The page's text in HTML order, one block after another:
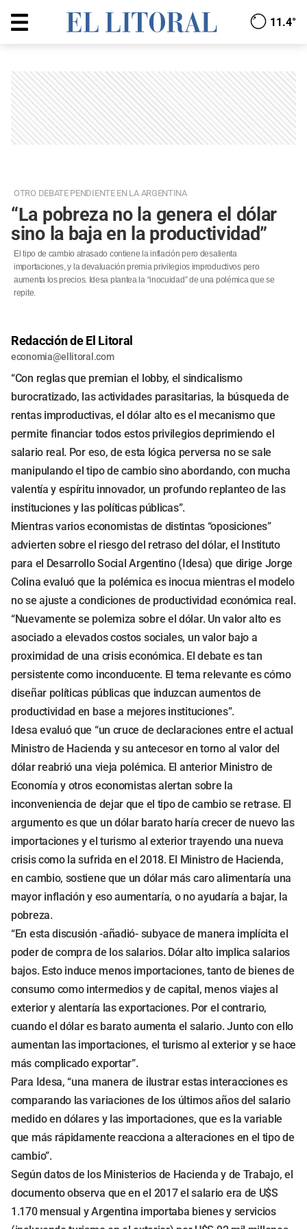
11.4°
OTRO DEBATE PENDIENTE EN LA ARGENTINA
“La pobreza no la genera el dólar
sino la baja en la productividad”
El tipo de cambio atrasado contiene la inflación pero desalienta
importaciones, y la devaluación premia privilegios improductivos pero
aumenta los precios. Idesa plantea la “inocuidad” de una polémica que se
repite.
Redacción de El Litoral
economia@ellitoral.com
“Con reglas que premian el lobby, el sindicalismo
burocratizado, las actividades parasitarias, la búsqueda de
rentas improductivas, el dólar alto es el mecanismo que
permite financiar todos estos privilegios deprimiendo el
salario real. Por eso, de esta lógica perversa no se sale
manipulando el tipo de cambio sino abordando, con mucha
valentía y espíritu innovador, un profundo replanteo de las
instituciones y las políticas públicas”.
Mientras varios economistas de distintas “oposiciones”
advierten sobre el riesgo del retraso del dólar, el Instituto
para el Desarrollo Social Argentino (Idesa) que dirige Jorge
Colina evaluó que la polémica es inocua mientras el modelo
no se ajuste a condiciones de productividad económica real.
“Nuevamente se polemiza sobre el dólar. Un valor alto es
asociado a elevados costos sociales, un valor bajo a
proximidad de una crisis económica. El debate es tan
persistente como inconducente. El tema relevante es cómo
diseñar políticas públicas que induzcan aumentos de
productividad en base a mejores instituciones”.
Idesa evaluó que “un cruce de declaraciones entre el actual
Ministro de Hacienda y su antecesor en torno al valor del
dólar reabrió una vieja polémica. El anterior Ministro de
Economía y otros economistas alertan sobre la
inconveniencia de dejar que el tipo de cambio se retrase. El
argumento es que un dólar barato haría crecer de nuevo las
importaciones y el turismo al exterior trayendo una nueva
crisis como la sufrida en el 2018. El Ministro de Hacienda,
en cambio, sostiene que un dólar más caro alimentaría una
mayor inflación y eso aumentaría, o no ayudaría a bajar, la
pobreza.
“En esta discusión -añadió- subyace de manera implícita el
poder de compra de los salarios. Dólar alto implica salarios
bajos. Esto induce menos importaciones, tanto de bienes de
consumo como intermedios y de capital, menos viajes al
exterior y alentaría las exportaciones. Por el contrario,
cuando el dólar es barato aumenta el salario. Junto con ello
aumentan las importaciones, el turismo al exterior y se hace
más complicado exportar”.
Para Idesa, “una manera de ilustrar estas interacciones es
comparando las variaciones de los últimos años del salario
medido en dólares y las importaciones, que es la variable
que más rápidamente reacciona a alteraciones en el tipo de
cambio”.
Según datos de los Ministerios de Hacienda y de Trabajo, el
documento observa que en el 2017 el salario era de U$S
1.170 mensual y Argentina importaba bienes y servicios